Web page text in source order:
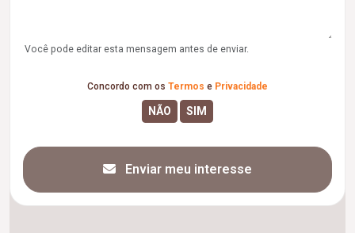
Você pode editar esta mensagem antes de enviar.
Concordo com os Termos e Privacidade
Enviar meu interesse